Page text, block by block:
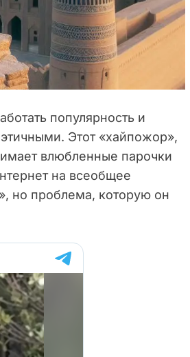
популярность и
Этот «хайпожор»,
влюбленные парочки
на всеобщее
но проблема, которую он